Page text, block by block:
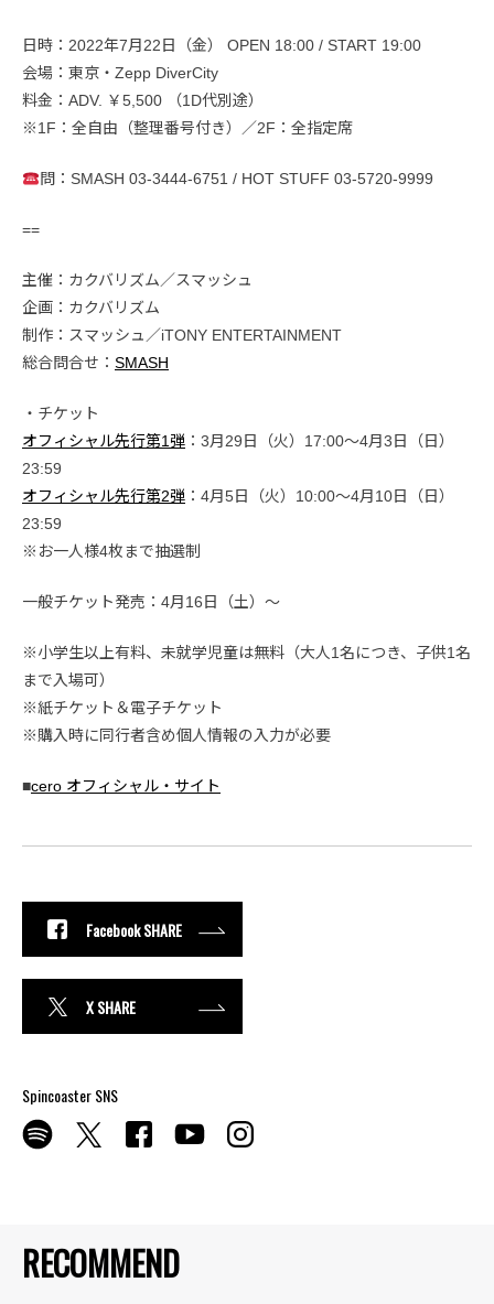
RECOMMEND
日時：2022年7月22日（金） OPEN 18:00 / START 19:00
会場：東京・Zepp DiverCity
料金：ADV. ￥5,500 （1D代別途）
※1F：全自由（整理番号付き）／2F：全指定席
問：SMASH 03-3444-6751 / HOT STUFF 03-5720-9999
==
主催：カクバリズム／スマッシュ
企画：カクバリズム
制作：スマッシュ／iTONY ENTERTAINMENT
総合問合せ： SMASH
・チケット
オフィシャル先行第1弾 ：3月29日（火）17:00〜4月3日（日）
23:59
オフィシャル先行第2弾 ：4月5日（火）10:00〜4月10日（日）
23:59
※お一人様4枚まで抽選制
一般チケット発売：4月16日（土）〜
※小学生以上有料、未就学児童は無料（大人1名につき、子供1名
まで入場可）
※紙チケット＆電子チケット
※購入時に同行者含め個人情報の入力が必要
■cero オフィシャル・サイト
Facebook SHARE
X SHARE
Spincoaster SNS